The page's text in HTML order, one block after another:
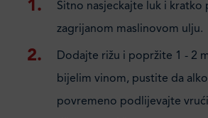
Sitno nasjeckajte luk i kratko
zagrijanom maslinovom ulju.
Dodajte rižu i popržite 1 - 2
bijelim vinom, pustite da
povremeno podlijevajte